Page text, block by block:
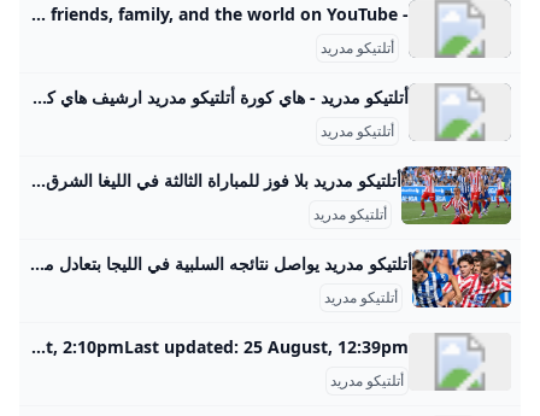
- YouTube Enjoy the videos and music you love, upload original content, and share it all with friends, family, and the world on YouTube.
أتلتيكو مدريد
أتلتيكو مدريد - هاي كورة أتلتيكو مدريد ارشيف هاي كورة - أتلتيكو مدريد
أتلتيكو مدريد
أتلتيكو مدريد بلا فوز للمباراة الثالثة في الليغا الشرق رياضة واصل أتلتيكو مدريد إهدار النقاط في بداية سيئة لموسم الدوري الإسباني عقب تعادل مع مضيفه ألافيس 1-1 اليوم السبت. | الشرق رياضة دقائق القراءة - 2شاركتابع آخر الأخبار على واتسابنُشر:30 أغسطس 2025 17:48آخر تحديث:30 أغسطس 2025 17:48 سيميوني تحت صفيح ساخن.. أتلتيكو مدريد بلا فوز للمباراة الثالثة في الليغا التالي:المغربي عز الدين أوناحي ينتقل من مارسيليا إلى الدوري الإسباني 12345
أتلتيكو مدريد
أتلتيكو مدريد يواصل نتائجه السلبية في الليجا بتعادل مع ألافيس القاهرة الاخبارية تعادل نادي أتلتيكو مدريد مع ديبورتيفو ألافيس بهدف لكل فريق في المباراة التي أقيمت في الجولة الثالثة من بطولة الدوري الإسباني الدرجة الأولى، والمقامة على ملعب مينديزوروتزا ٣٠ أغسطس ٢٠٢٥|٠٩:٥٨ م مشاركة :
أتلتيكو مدريد
Atletico Madrid News Fixtures Results Table Sky Sports Get the latest Atletico Madrid news, results, fixtures and more with Sky Sports LIGAEspanyol 2 8:30pm 1 Atletico Madrid Saturday 23rd August LIGAAtletico Madrid 1 6:30pm 1 Elche Saturday 30th August LIGAAlaves 1 4:00pm 1 Atletico Madrid Saturday 13th September LIGAAtletico Madrid 0 8:00pm 0 Villarreal Wednesday 17th September CLLiverpool 0 8:00pm 0 Atletico Madrid Sunday 21st September LIGAReal Mallorca 0 4:00pm 0 Atletico MadridAll Scores & Fixtures Last updated: 30 August, 2:10pmLast updated: 25 August, 12:39pm
أتلتيكو مدريد